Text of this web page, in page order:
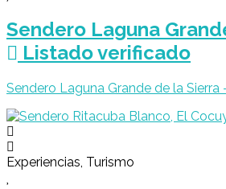
Sendero Laguna
Listado verificado
Sendero Laguna Grande de la
Experiencias, Turismo